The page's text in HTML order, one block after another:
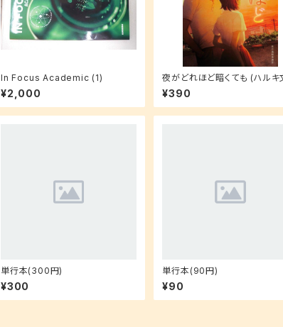
In Focus Academic (1)
¥2,000
夜がどれほど暗くても (ハルキ
な 21-1)
¥390
単行本(300円)
¥300
単行本(90円)
¥90